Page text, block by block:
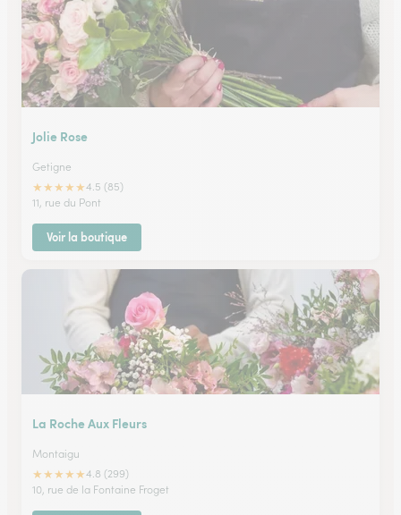
Jolie Rose
Getigne
★★★★★4.5 (85)
11, rue du Pont
Voir la boutique
La Roche Aux Fleurs
Montaigu
★★★★★4.8 (299)
10, rue de la Fontaine Froget